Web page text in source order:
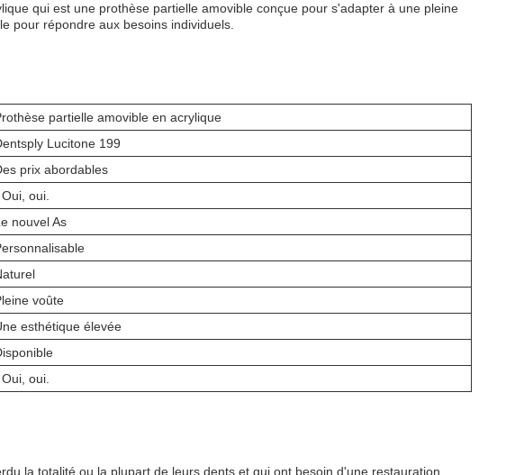
qui est une prothèse partielle amovible conçue pour s'adapter à une pleine
pour répondre aux besoins individuels.
partielle amovible en acrylique
Lucitone 199
prix abordables
oui.
nouvel As
voûte
esthétique élevée
oui.
la totalité ou la plupart de leurs dents et qui ont besoin d'une restauration